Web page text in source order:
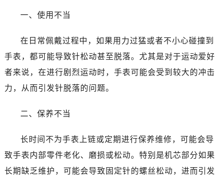
一、使用不当
在日常佩戴过程中，如果用力过猛或者不小心碰撞到
手表，都可能导致针松动甚至脱落。尤其是对于运动爱好
者来说，在进行剧烈运动时，手表可能会受到较大的冲击
力，从而引发针脱落的问题。
二、保养不当
长时间不为手表上链或定期进行保养维修，可能会导
致手表内部零件老化、磨损或松动。特别是机芯部分如果
长期缺乏维护，可能会导致固定针的螺丝松动，进而引发